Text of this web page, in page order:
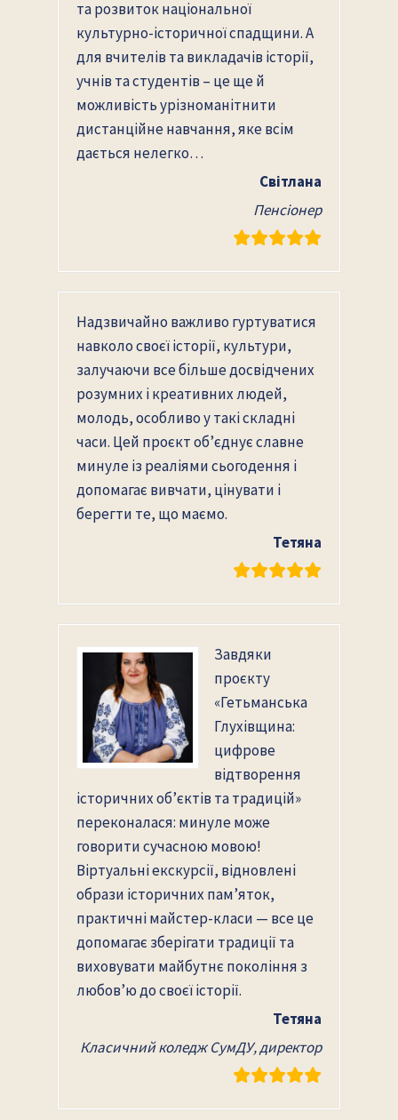
та розвиток національної
культурно-історичної спадщини. А
для вчителів та викладачів історії,
учнів та студентів – це ще й
можливість урізноманітнити
дистанційне навчання, яке всім
дається нелегко…
Світлана
Пенсіонер
Надзвичайно важливо гуртуватися
навколо своєї історії, культури,
залучаючи все більше досвідчених
розумних і креативних людей,
молодь, особливо у такі складні
часи. Цей проєкт об’єднує славне
минуле із реаліями сьогодення і
допомагає вивчати, цінувати і
берегти те, що маємо.
Тетяна
Завдяки
проєкту
«Гетьманська
Глухівщина:
цифрове
відтворення
історичних об’єктів та традицій»
переконалася: минуле може
говорити сучасною мовою!
Віртуальні екскурсії, відновлені
образи історичних пам’яток,
практичні майстер-класи — все це
допомагає зберігати традиції та
виховувати майбутнє покоління з
любов’ю до своєї історії.
Тетяна
Класичний коледж СумДУ, директор